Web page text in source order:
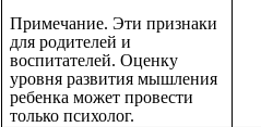
Примечание. Эти признаки
для родителей и
воспитателей. Оценку
уровня развития мышления
ребенка может провести
только психолог.